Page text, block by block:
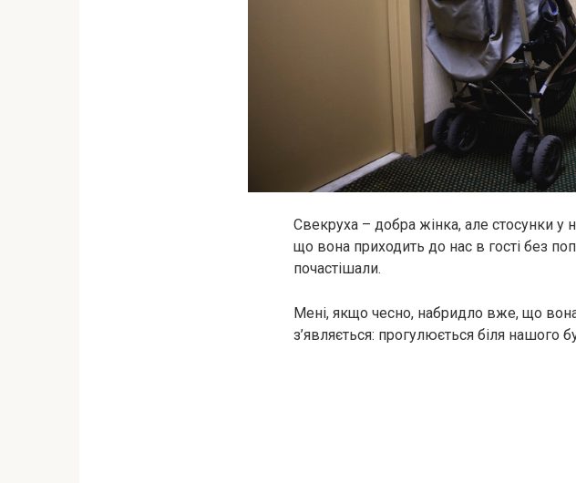
Свекруха – добра жінка, але стосунки у
що вона приходить до нас в гості без
почастішали.
Мені, якщо чесно, набридло вже, що
з’являється: прогулюється біля нашого